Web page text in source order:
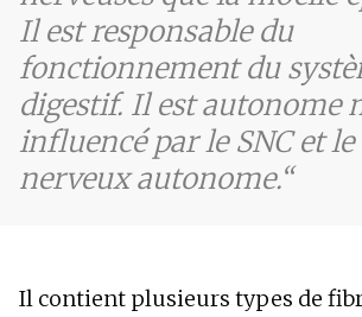
Il est responsable du
fonctionnement du
digestif.Il est autonome
influencé par le SNC et
nerveux autonome.
Il contient plusieurs types de